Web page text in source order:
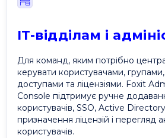
IT-відділам і
Для команд, яким потрібно
керувати користувачами, групами,
доступами та ліцензіями. Foxit
Console підтримує ручне
користувачів, SSO, Active
призначення ліцензій і перегляд
користувачів.